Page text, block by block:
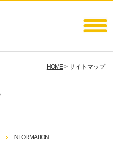
HOME> サイトマップ
INFORMATION